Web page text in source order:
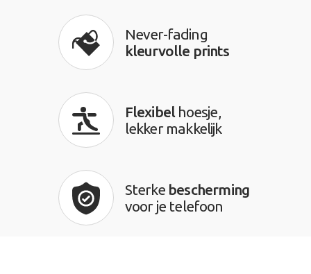
Never-fading
kleurvolle prints
Flexibel hoesje,
lekker makkelijk
Sterke bescherming
voor je telefoon